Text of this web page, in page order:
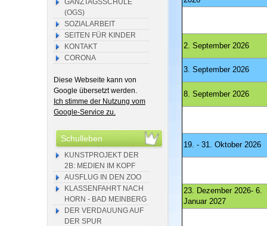
GANZTAGSSCHULE
(OGS)
SOZIALARBEIT
SEITEN FÜR KINDER
KONTAKT
CORONA
Diese Webseite kann von
Google übersetzt werden.
Ich stimme der Nutzung vom
Google-Service zu.
Schulleben
KUNSTPROJEKT DER
2B: MEDIEN IM KOPF
AUSFLUG IN DEN ZOO
KLASSENFAHRT NACH
HORN - BAD MEINBERG
DER VERDAUUNG AUF
DER SPUR
2. September 2026
3. September 2026
8. September 2026
19. - 31. Oktober 2026
23. Dezember 2026- 6.
Januar 2027